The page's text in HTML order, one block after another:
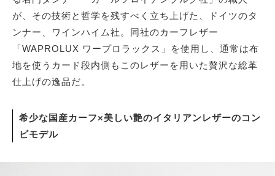
が、その技術と哲学を残すべく立ち上げた、ドイツのタ
ンナー、ワインハイム社。同社のカーフレザー
「WAPROLUX ワープロラックス」を使用し、通常は布
地を使うカード段内側もこのレザーを用いた贅沢な総革
仕上げの逸品だ。
希少な国産カーフ×美しい艶のイタリアンレザーのコン
ビモデル